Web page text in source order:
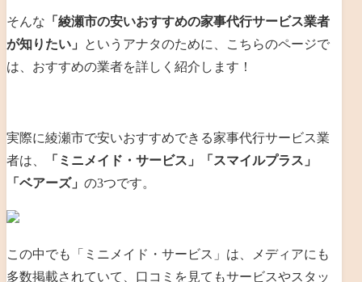
そんな 「綾瀬市の安いおすすめの家事代行サービス業者
が知りたい」
というアナタのために、こちらのページで
は、おすすめの業者を詳しく紹介します！
実際に綾瀬市で安いおすすめできる家事代行サービス業
者は、
「ミニメイド・サービス」「スマイルプラス」
「ベアーズ」 の3つです。
この中でも「ミニメイド・サービス」は、メディアにも
多数掲載されていて、口コミを見てもサービスやスタッ